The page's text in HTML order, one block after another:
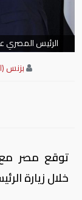
الرئيس المصري
بزنس
توقع مصر مع
خلال زيارة